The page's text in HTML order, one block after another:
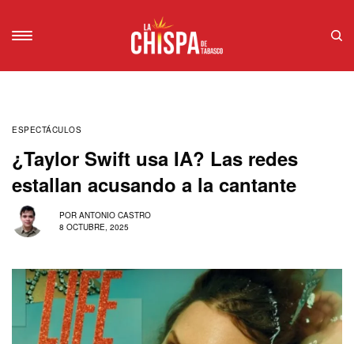
ESPECTÁCULOS
¿Taylor Swift usa IA? Las redes
estallan acusando a la cantante
POR ANTONIO CASTRO
8 OCTUBRE, 2025